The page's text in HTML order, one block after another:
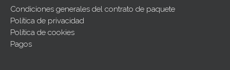
Condiciones generales del contrato de paquete
Política de privacidad
Política de cookies
Pagos